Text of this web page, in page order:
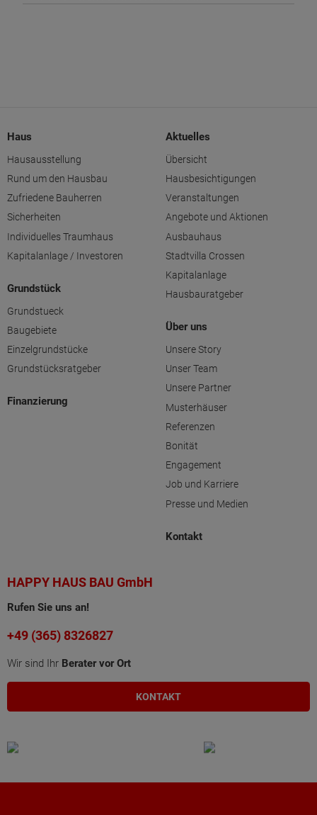
Haus
Hausausstellung
Rund um den Hausbau
Zufriedene Bauherren
Sicherheiten
Individuelles Traumhaus
Kapitalanlage / Investoren
Grundstück
Grundstueck
Baugebiete
Einzelgrundstücke
Grundstücksratgeber
Finanzierung
Aktuelles
Übersicht
Hausbesichtigungen
Veranstaltungen
Angebote und Aktionen
Ausbauhaus
Stadtvilla Crossen
Kapitalanlage
Hausbauratgeber
Über uns
Unsere Story
Unser Team
Unsere Partner
Musterhäuser
Referenzen
Bonität
Engagement
Job und Karriere
Presse und Medien
Kontakt
HAPPY HAUS BAU GmbH
Rufen Sie uns an!
+49 (365) 8326827
Wir sind Ihr Berater vor Ort
KONTAKT